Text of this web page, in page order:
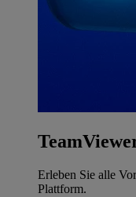
Erleben Sie alle
Plattform.